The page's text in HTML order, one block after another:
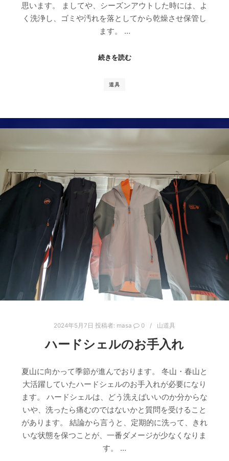
思います。 ましてや、シーズンアウトした時には、よ
く洗浄し、ゴミや汚れを落としてから乾燥させ保管し
ます。 …
続きを読む
道具
2024年5月7日 投稿者: masa 0 山道具
ハードシェルのお手入れ
夏山に向かって季節が進んでおります。 冬山・春山と
大活躍していたハードシェルのお手入れが必要になり
ます。 ハードシェルは、どう洗えばいいのか分からな
いや、洗ったら痛むのではないかと質問を受けること
があります。 結論から言うと、定期的に洗って、きれ
いな状態を保つことが、一番ダメージが少なくなりま
す。 …